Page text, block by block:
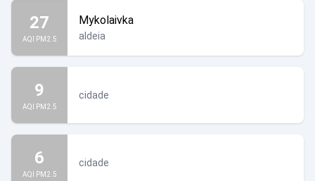
27
AQI PM2.5
Mykolaivka
aldeia
9
AQI PM2.5
cidade
6
AQI PM2.5
cidade